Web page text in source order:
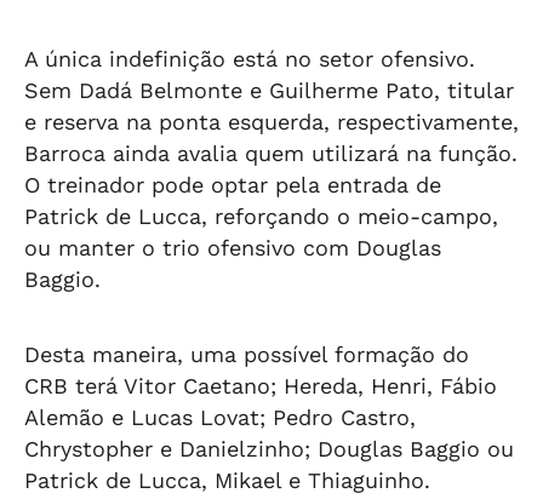
A única indefinição está no setor ofensivo.
Sem Dadá Belmonte e Guilherme Pato, titular
e reserva na ponta esquerda, respectivamente,
Barroca ainda avalia quem utilizará na função.
O treinador pode optar pela entrada de
Patrick de Lucca, reforçando o meio-campo,
ou manter o trio ofensivo com Douglas
Baggio.
Desta maneira, uma possível formação do
CRB terá Vitor Caetano; Hereda, Henri, Fábio
Alemão e Lucas Lovat; Pedro Castro,
Chrystopher e Danielzinho; Douglas Baggio ou
Patrick de Lucca, Mikael e Thiaguinho.